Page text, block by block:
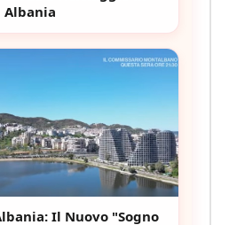
scatena proteste
di Edi Rama a Tirana:
della rivoluzione